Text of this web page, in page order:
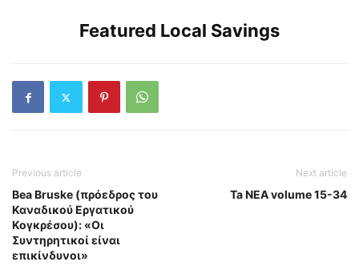
Featured Local Savings
Previous article
Bea Bruske (πρόεδρος του
Καναδικού Εργατικού
Κογκρέσου): «Οι
Συντηρητικοί είναι
επικίνδυνοι»
Next article
Ta NEA volume 15-34